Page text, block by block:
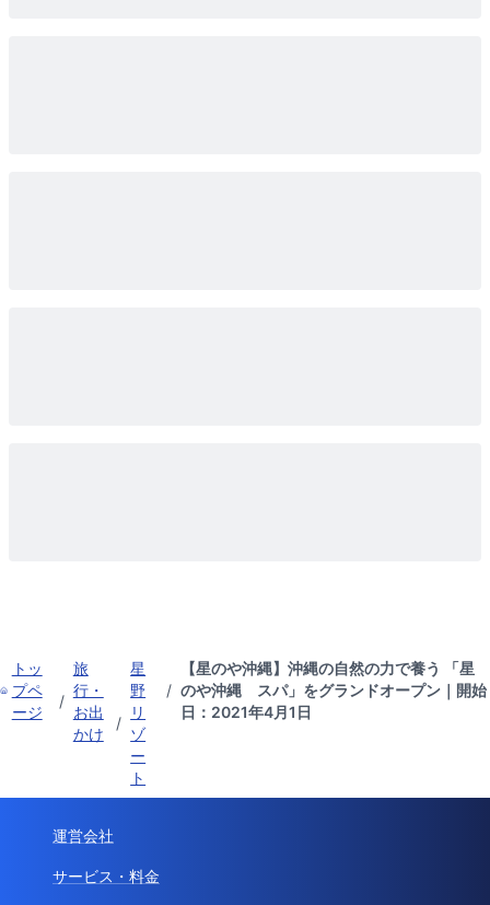
トッ
プペ
ージ
/
旅
行・
お出
かけ
/
星
野
リ
ゾ
ー
ト
/
【星のや沖縄】沖縄の自然の力で養う 「星
のや沖縄 スパ」をグランドオープン｜開始
日：2021年4月1日
運営会社
サービス・料金